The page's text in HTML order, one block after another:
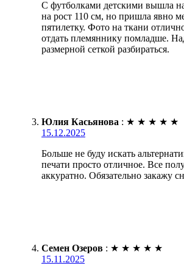
С футболками детскими вышла
на рост 110 см, но пришла явно
пятилетку. Фото на ткани
отдать племяннику помладше.
размерной сеткой разбираться.
Юлия Касьянова : ★ ★ ★ ★ ★
15.12.2025
Больше не буду искать
печати просто отличное. Все
аккуратно. Обязательно закажу
Семен Озеров : ★ ★ ★ ★ ★
15.11.2025